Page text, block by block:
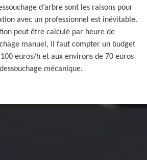
d’arbre sont les raisons pour
avec un professionnel est inévitable.
peut être calculé par heure de
manuel, il faut compter un budget
euros/h et aux environs de 70 euros
mécanique.